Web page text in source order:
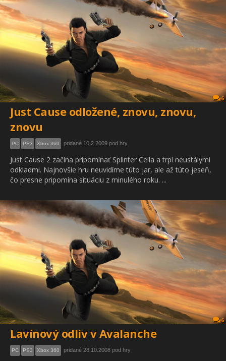
6
Just Cause odložené, znovu, znovu,
znovu
PC PS3 Xbox 360 pridané 10.2.2009 pod hry
Just Cause 2 začína pripomínať Splinter Cella a trpí neustálymi
odkladmi. Najnovšie hru neuvidíme túto jar, ale až túto jeseň,
čo presne pripomína situáciu z minulého roku. ...
6
Lavínový odliv v Avalanche
PC PS3 Xbox 360 pridané 28.10.2008 pod hry